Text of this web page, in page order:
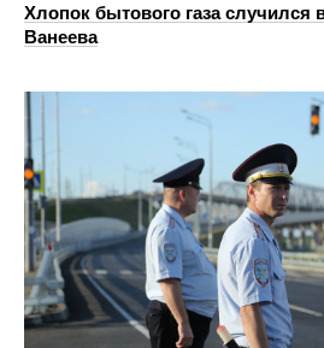
Хлопок бытового газа случился
Ванеева